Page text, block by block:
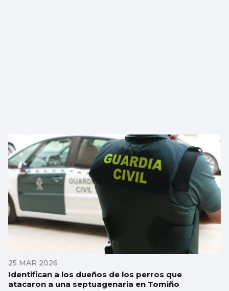
25 MAR 2026
Identifican a los dueños de los perros que
atacaron a una septuagenaria en Tomiño